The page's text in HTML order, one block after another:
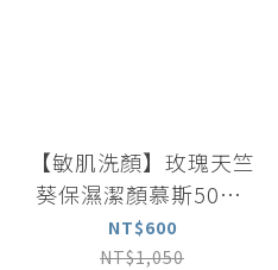
【敏肌洗顏】玫瑰天竺
葵保濕潔顏慕斯50ml
x 3入
NT$600
NT$1,050